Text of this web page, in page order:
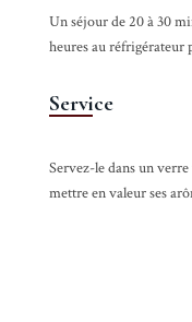
Un séjour de 20 à 30
heures au réfrigérateur
Service
Servez-le dans un
mettre en valeur ses